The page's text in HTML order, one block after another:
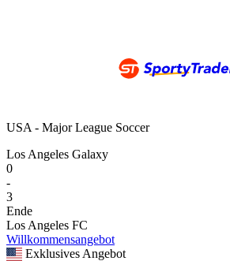
USA - Major League Soccer
Los Angeles Galaxy
0
-
3
Ende
Los Angeles FC
Willkommensangebot
Exklusives Angebot